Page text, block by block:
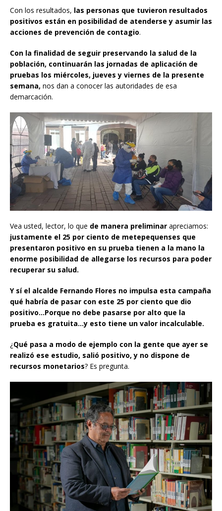
Con los resultados, las personas que tuvieron resultados
positivos están en posibilidad de atenderse y asumir las
acciones de prevención de contagio.
Con la finalidad de seguir preservando la salud de la
población, continuarán las jornadas de aplicación de
pruebas los miércoles, jueves y viernes de la presente
semana, nos dan a conocer las autoridades de esa
demarcación.
Vea usted, lector, lo que de manera preliminar apreciamos:
justamente el 25 por ciento de metepequenses que
presentaron positivo en su prueba tienen a la mano la
enorme posibilidad de allegarse los recursos para poder
recuperar su salud.
Y sí el alcalde Fernando Flores no impulsa esta campaña
qué habría de pasar con este 25 por ciento que dio
positivo…Porque no debe pasarse por alto que la
prueba es gratuita…y esto tiene un valor incalculable.
¿Qué pasa a modo de ejemplo con la gente que ayer se
realizó ese estudio, salió positivo, y no dispone de
recursos monetarios? Es pregunta.